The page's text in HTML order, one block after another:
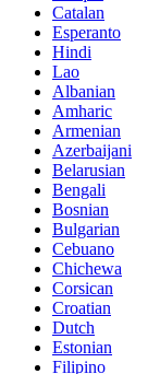
Catalan
Esperanto
Hindi
Lao
Albanian
Amharic
Armenian
Azerbaijani
Belarusian
Bengali
Bosnian
Bulgarian
Cebuano
Chichewa
Corsican
Croatian
Dutch
Estonian
Filipino